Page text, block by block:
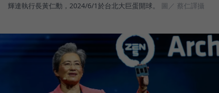
輝達執行長黃仁勳，2024/6/1於台北大巨蛋開球。 圖／ 蔡仁譯攝